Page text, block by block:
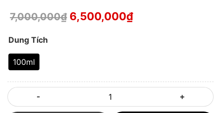
7,000,000₫ 6,500,000₫
Dung Tích
100ml
- +